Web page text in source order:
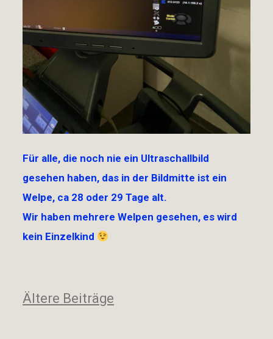
Für alle, die noch nie ein Ultraschallbild
gesehen haben, das in der Bildmitte ist ein
Welpe, ca 28 oder 29 Tage alt.
Wir haben mehrere Welpen gesehen, es wird
kein Einzelkind
Beitragsnavigation
Ältere Beiträge